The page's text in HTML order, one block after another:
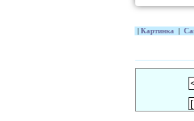
Картинка